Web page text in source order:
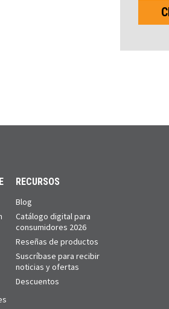
RECURSOS
Blog
Catálogo digital para
consumidores 2026
Reseñas de productos
Suscríbase para recibir
noticias y ofertas
Descuentos